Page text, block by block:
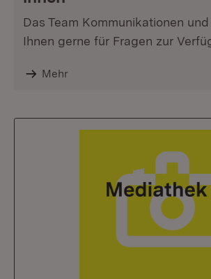
Das Team Kommunikationen
Ihnen gerne für Fragen zur
Mehr